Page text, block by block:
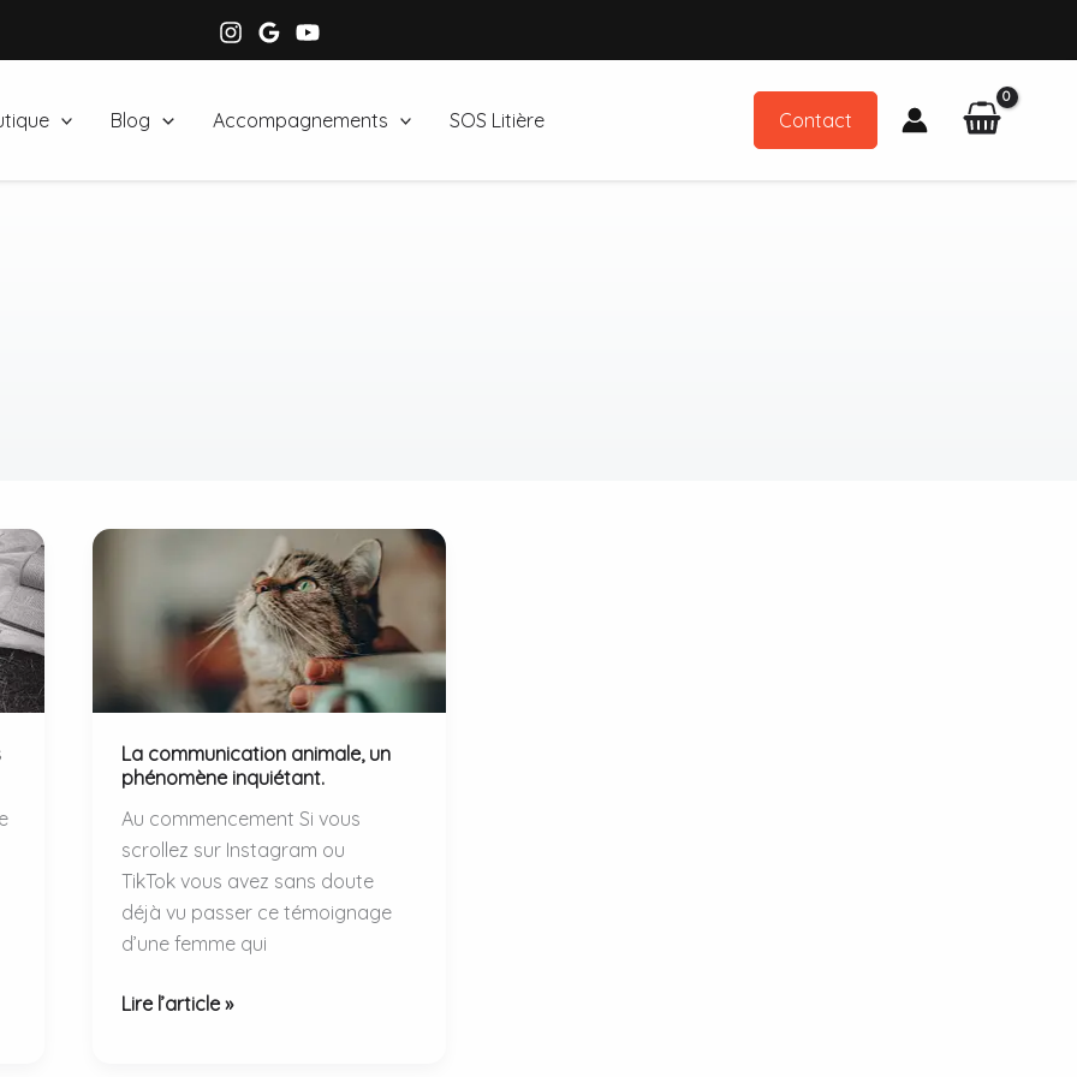
Blog Accompagnements SOS Litière Contact
La communication animale, un
phénomène inquiétant.
Au commencement Si vous
scrollez sur Instagram ou
TikTok vous avez sans doute
déjà vu passer ce témoignage
d’une femme qui
La
Lire l’article »